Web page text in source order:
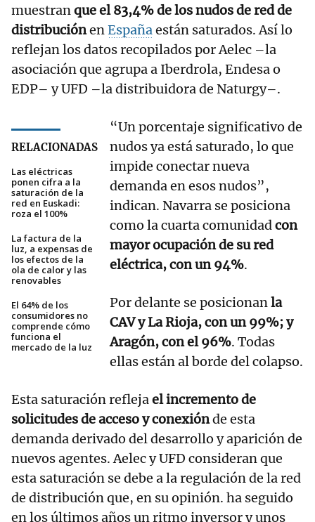
muestranque el 83,4% de los nudos de red de
distribuciónenEspañaestán saturados. Así lo
reflejan los datos recopilados por Aelec –la
asociación que agrupa a Iberdrola, Endesa o
EDP– y UFD –la distribuidora de Naturgy–.
RELACIONADAS
Las eléctricas
ponen cifra a la
saturación de la
red en Euskadi:
roza el 100%
La factura de la
luz, a expensas de
los efectos de la
ola de calor y las
renovables
El 64% de los
consumidores no
comprende cómo
funciona el
mercado de la luz
“Un porcentaje significativo de
nudos ya está saturado, lo que
impide conectar nueva
demanda en esos nudos”,
indican. Navarra se posiciona
como la cuarta comunidadcon
mayor ocupación de su red
eléctrica, con un 94%.
Por delante se posicionanla
CAV y La Rioja, con un 99%; y
Aragón, con el 96%. Todas
ellas están al borde del colapso.
Esta saturación reflejael incremento de
solicitudes de acceso y conexiónde esta
demanda derivado del desarrollo y aparición de
nuevos agentes. Aelec y UFD consideran que
esta saturación se debe a la regulación de la red
de distribución que, en su opinión. ha seguido
en los últimos años un ritmo inversor y unos